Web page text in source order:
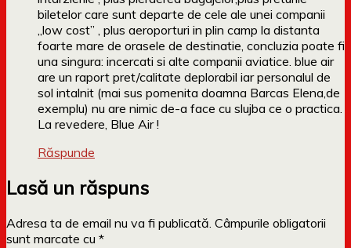
biletelor care sunt departe de cele ale unei companii
„low cost” , plus aeroporturi in plin camp la distanta
foarte mare de orasele de destinatie, concluzia poate fi
una singura: incercati si alte companii aviatice. blue air
are un raport pret/calitate deplorabil iar personalul de
sol intalnit (mai sus pomenita doamna Barcas Elena,de
exemplu) nu are nimic de-a face cu slujba ce o practica.
La revedere, Blue Air !
Răspunde
Lasă un răspuns
Adresa ta de email nu va fi publicată. Câmpurile obligatorii
sunt marcate cu *